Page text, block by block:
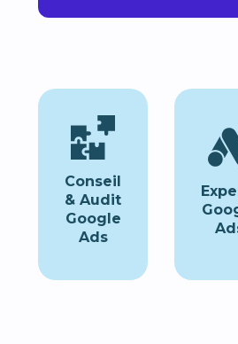
Conseil
& Audit
Google
Ads